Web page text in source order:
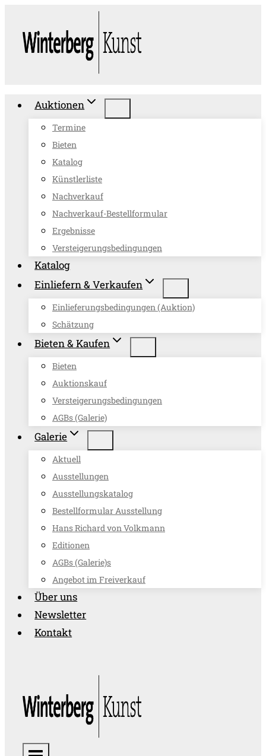
springen
Auktionen
Termine
Bieten
Katalog
Künstlerliste
Nachverkauf
Nachverkauf-Bestellformular
Ergebnisse
Versteigerungsbedingungen
Katalog
Einliefern & Verkaufen
Einlieferungsbedingungen (Auktion)
Schätzung
Bieten & Kaufen
Bieten
Auktionskauf
Versteigerungsbedingungen
AGBs (Galerie)
Galerie
Aktuell
Ausstellungen
Ausstellungskatalog
Bestellformular Ausstellung
Hans Richard von Volkmann
Editionen
AGBs (Galerie)s
Angebot im Freiverkauf
Über uns
Newsletter
Kontakt